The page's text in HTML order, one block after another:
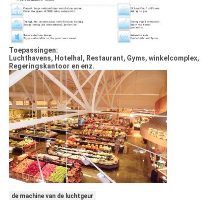
Toepassingen:
Luchthavens, Hotelhal, Restaurant, Gyms, winkelcomplex,
Regeringskantoor en enz.
de machine van de luchtgeur